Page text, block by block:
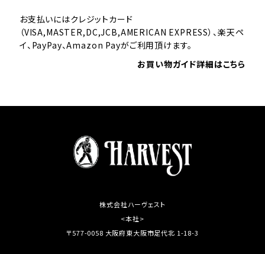
お支払いにはクレジットカード
（VISA,MASTER,DC,JCB,AMERICAN EXPRESS）、楽天ペ
イ、PayPay、Amazon Payがご利用頂けます。
お買い物ガイド詳細はこちら
株式会社ハーヴェスト
<本社>
〒577-0058 大阪府東大阪市足代北 1-18-3